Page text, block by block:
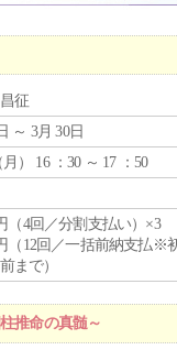
征
～ 3月 30日
月 ） 16 ：30 ～ 17 ：50
（4回／分割支払い）×3
（12回／一括前納支払※
まで）
推命の真髄～